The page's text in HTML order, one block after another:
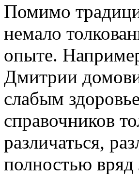
Помимо
немало
опыте.
Дмитрии
слабым
справочников
различаться,
полностью